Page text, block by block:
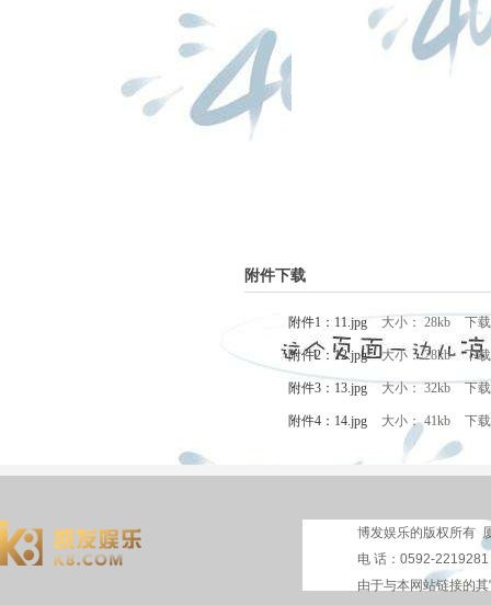
附件下载
附件1：11.jpg 大小： 28kb 下
附件2：12.jpg 大小： 28kb 下
附件3：13.jpg 大小： 32kb 下
附件4：14.jpg 大小： 41kb 下
博发娱乐的版权所有
电 话：0592-
由于与本网站链接的